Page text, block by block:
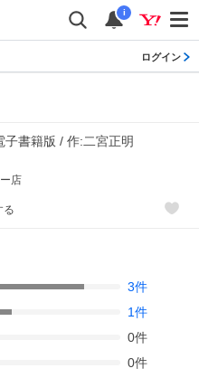
i
ログイン
子書籍版 / 作:二宮正明
店
る
3件
1件
0件
0件